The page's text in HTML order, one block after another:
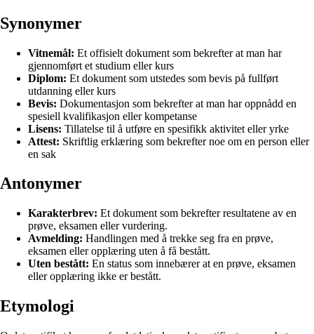
Synonymer
Vitnemål: Et offisielt dokument som bekrefter at man har
gjennomført et studium eller kurs
Diplom: Et dokument som utstedes som bevis på fullført
utdanning eller kurs
Bevis: Dokumentasjon som bekrefter at man har oppnådd en
spesiell kvalifikasjon eller kompetanse
Lisens: Tillatelse til å utføre en spesifikk aktivitet eller yrke
Attest: Skriftlig erklæring som bekrefter noe om en person eller
en sak
Antonymer
Karakterbrev: Et dokument som bekrefter resultatene av en
prøve, eksamen eller vurdering.
Avmelding: Handlingen med å trekke seg fra en prøve,
eksamen eller opplæring uten å få bestått.
Uten bestått: En status som innebærer at en prøve, eksamen
eller opplæring ikke er bestått.
Etymologi